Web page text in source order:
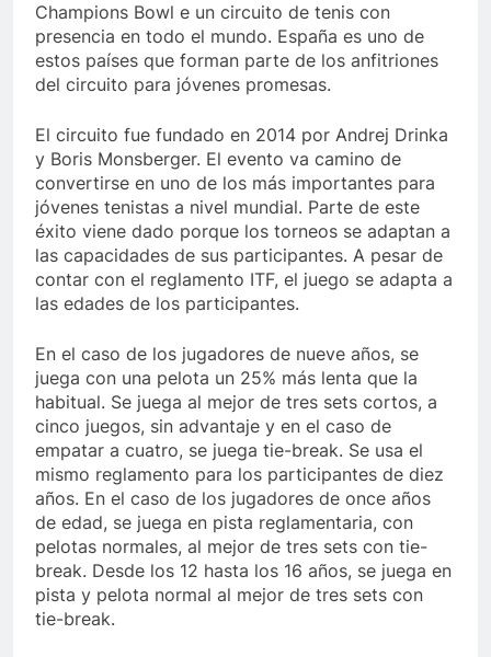
Champions Bowl e un circuito de tenis con
presencia en todo el mundo. España es uno de
estos países que forman parte de los anfitriones
del circuito para jóvenes promesas.
El circuito fue fundado en 2014 por Andrej Drinka
y Boris Monsberger. El evento va camino de
convertirse en uno de los más importantes para
jóvenes tenistas a nivel mundial. Parte de este
éxito viene dado porque los torneos se adaptan a
las capacidades de sus participantes. A pesar de
contar con el reglamento ITF, el juego se adapta a
las edades de los participantes.
En el caso de los jugadores de nueve años, se
juega con una pelota un 25% más lenta que la
habitual. Se juega al mejor de tres sets cortos, a
cinco juegos, sin advantaje y en el caso de
empatar a cuatro, se juega tie-break. Se usa el
mismo reglamento para los participantes de diez
años. En el caso de los jugadores de once años
de edad, se juega en pista reglamentaria, con
pelotas normales, al mejor de tres sets con tie-
break. Desde los 12 hasta los 16 años, se juega en
pista y pelota normal al mejor de tres sets con
tie-break.